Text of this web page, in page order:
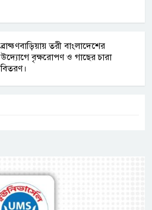
ব্রাহ্মণবাড়িয়ায় তরী বাংলাদেশের
উদ্যোগে বৃক্ষরোপণ ও গাছের চারা
বিতরণ।